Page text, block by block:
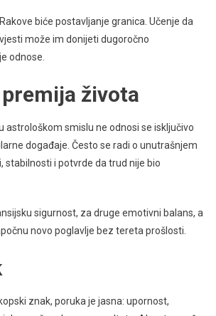
biće postavljanje granica. Učenje da
može im donijeti dugoročno
odnose.
života
astrološkom smislu ne odnosi se isključivo
događaje. Često se radi o unutrašnjem
stabilnosti i potvrde da trud nije bio
sigurnost, za druge emotivni balans, a
novo poglavlje bez tereta prošlosti.
znak, poruka je jasna: upornost,